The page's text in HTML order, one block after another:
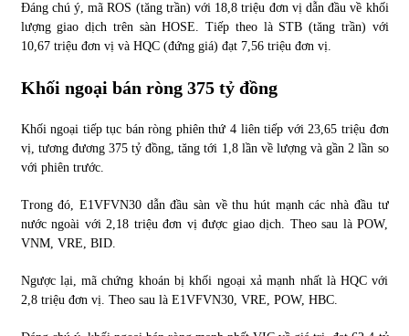
Đáng chú ý, mã ROS (tăng trần) với 18,8 triệu đơn vị dẫn đầu về khối
lượng giao dịch trên sàn HOSE. Tiếp theo là STB (tăng trần) với
10,67 triệu đơn vị và HQC (đứng giá) đạt 7,56 triệu đơn vị.
Khối ngoại bán ròng 375 tỷ đồng
Khối ngoại tiếp tục bán ròng phiên thứ 4 liên tiếp với 23,65 triệu đơn
vị, tương đương 375 tỷ đồng, tăng tới 1,8 lần về lượng và gần 2 lần so
với phiên trước.
Trong đó, E1VFVN30 dẫn đầu sàn về thu hút mạnh các nhà đầu tư
nước ngoài với 2,18 triệu đơn vị được giao dịch. Theo sau là POW,
VNM, VRE, BID.
Ngược lại, mã chứng khoán bị khối ngoại xả mạnh nhất là HQC với
2,8 triệu đơn vị. Theo sau là E1VFVN30, VRE, POW, HBC.